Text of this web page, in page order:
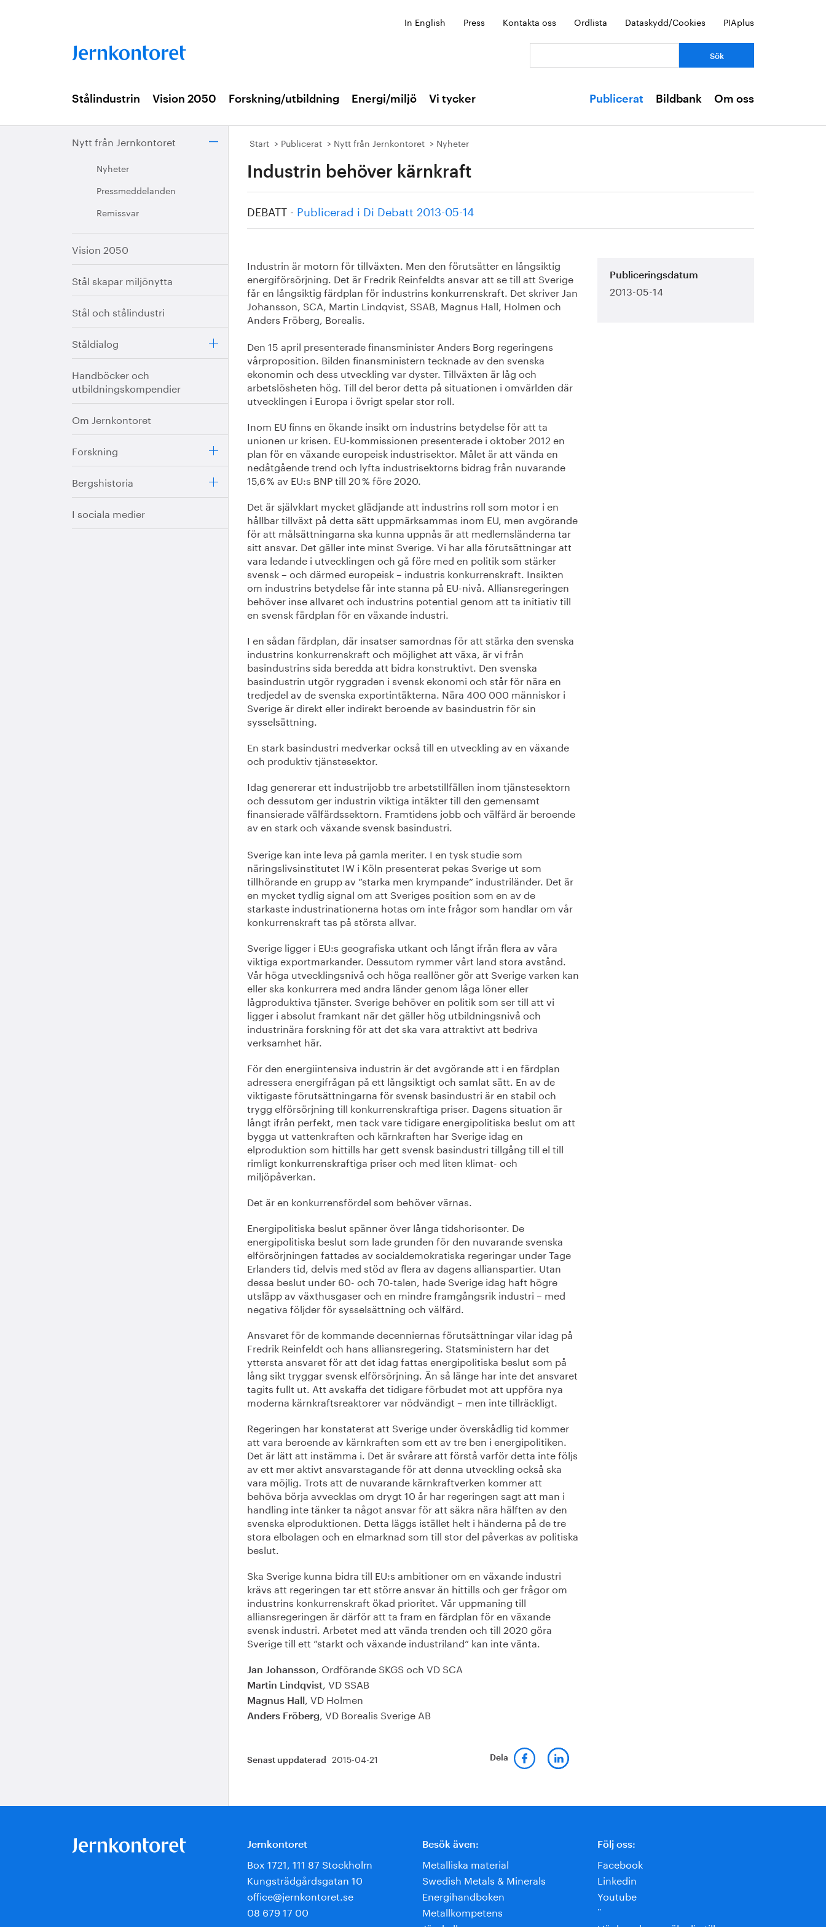
In English Press Kontakta oss Ordlista Dataskydd/Cookies PIAplus
Stålindustrin Vision 2050 Forskning/utbildning Energi/miljö Vi tycker Publicerat Bildbank Om oss
Nytt från Jernkontoret
Nyheter
Pressmeddelanden
Remissvar
Vision 2050
Stål skapar miljönytta
Stål och stålindustri
Ståldialog
Handböcker och
utbildningskompendier
Om Jernkontoret
Forskning
Bergshistoria
I sociala medier
Start Publicerat Nytt från Jernkontoret Nyheter
Industrin behöver kärnkraft
DEBATT - Publicerad i Di Debatt 2013-05-14
Industrin är motorn för tillväxten. Men den förutsätter en långsiktig
energiförsörjning. Det är Fredrik Reinfeldts ansvar att se till att Sverige
får en långsiktig färdplan för industrins konkurrenskraft. Det skriver Jan
Johansson, SCA, Martin Lindqvist, SSAB, Magnus Hall, Holmen och
Anders Fröberg, Borealis.
Den 15 april presenterade finansminister Anders Borg regeringens
vårproposition. Bilden finansministern tecknade av den svenska
ekonomin och dess utveckling var dyster. Tillväxten är låg och
arbetslösheten hög. Till del beror detta på situationen i omvärlden där
utvecklingen i Europa i övrigt spelar stor roll.
Inom EU finns en ökande insikt om industrins betydelse för att ta
unionen ur krisen. EU-kommissionen presenterade i oktober 2012 en
plan för en växande europeisk industrisektor. Målet är att vända en
nedåtgående trend och lyfta industrisektorns bidrag från nuvarande
15,6 % av EU:s BNP till 20 % före 2020.
Det är självklart mycket glädjande att industrins roll som motor i en
hållbar tillväxt på detta sätt uppmärksammas inom EU, men avgörande
för att målsättningarna ska kunna uppnås är att medlemsländerna tar
sitt ansvar. Det gäller inte minst Sverige. Vi har alla förutsättningar att
vara ledande i utvecklingen och gå före med en politik som stärker
svensk – och därmed europeisk – industris konkurrenskraft. Insikten
om industrins betydelse får inte stanna på EU-nivå. Alliansregeringen
behöver inse allvaret och industrins potential genom att ta initiativ till
en svensk färdplan för en växande industri.
I en sådan färdplan, där insatser samordnas för att stärka den svenska
industrins konkurrenskraft och möjlighet att växa, är vi från
basindustrins sida beredda att bidra konstruktivt. Den svenska
basindustrin utgör ryggraden i svensk ekonomi och står för nära en
tredjedel av de svenska exportintäkterna. Nära 400 000 människor i
Sverige är direkt eller indirekt beroende av basindustrin för sin
sysselsättning.
En stark basindustri medverkar också till en utveckling av en växande
och produktiv tjänstesektor.
Idag genererar ett industrijobb tre arbetstillfällen inom tjänstesektorn
och dessutom ger industrin viktiga intäkter till den gemensamt
finansierade välfärdssektorn. Framtidens jobb och välfärd är beroende
av en stark och växande svensk basindustri.
Sverige kan inte leva på gamla meriter. I en tysk studie som
näringslivsinstitutet IW i Köln presenterat pekas Sverige ut som
tillhörande en grupp av ”starka men krympande” industriländer. Det är
en mycket tydlig signal om att Sveriges position som en av de
starkaste industrinationerna hotas om inte frågor som handlar om vår
konkurrenskraft tas på största allvar.
Sverige ligger i EU:s geografiska utkant och långt ifrån flera av våra
viktiga exportmarkander. Dessutom rymmer vårt land stora avstånd.
Vår höga utvecklingsnivå och höga reallöner gör att Sverige varken kan
eller ska konkurrera med andra länder genom låga löner eller
lågproduktiva tjänster. Sverige behöver en politik som ser till att vi
ligger i absolut framkant när det gäller hög utbildningsnivå och
industrinära forskning för att det ska vara attraktivt att bedriva
verksamhet här.
För den energiintensiva industrin är det avgörande att i en färdplan
adressera energifrågan på ett långsiktigt och samlat sätt. En av de
viktigaste förutsättningarna för svensk basindustri är en stabil och
trygg elförsörjning till konkurrenskraftiga priser. Dagens situation är
långt ifrån perfekt, men tack vare tidigare energipolitiska beslut om att
bygga ut vattenkraften och kärnkraften har Sverige idag en
elproduktion som hittills har gett svensk basindustri tillgång till el till
rimligt konkurrenskraftiga priser och med liten klimat- och
miljöpåverkan.
Det är en konkurrensfördel som behöver värnas.
Energipolitiska beslut spänner över långa tidshorisonter. De
energipolitiska beslut som lade grunden för den nuvarande svenska
elförsörjningen fattades av socialdemokratiska regeringar under Tage
Erlanders tid, delvis med stöd av flera av dagens allianspartier. Utan
dessa beslut under 60- och 70-talen, hade Sverige idag haft högre
utsläpp av växthusgaser och en mindre framgångsrik industri – med
negativa följder för sysselsättning och välfärd.
Ansvaret för de kommande decenniernas förutsättningar vilar idag på
Fredrik Reinfeldt och hans alliansregering. Statsministern har det
yttersta ansvaret för att det idag fattas energipolitiska beslut som på
lång sikt tryggar svensk elförsörjning. Än så länge har inte det ansvaret
tagits fullt ut. Att avskaffa det tidigare förbudet mot att uppföra nya
moderna kärnkraftsreaktorer var nödvändigt – men inte tillräckligt.
Regeringen har konstaterat att Sverige under överskådlig tid kommer
att vara beroende av kärnkraften som ett av tre ben i energipolitiken.
Det är lätt att instämma i. Det är svårare att förstå varför detta inte följs
av ett mer aktivt ansvarstagande för att denna utveckling också ska
vara möjlig. Trots att de nuvarande kärnkraftverken kommer att
behöva börja avvecklas om drygt 10 år har regeringen sagt att man i
handling inte tänker ta något ansvar för att säkra nära hälften av den
svenska elproduktionen. Detta läggs istället helt i händerna på de tre
stora elbolagen och en elmarknad som till stor del påverkas av politiska
beslut.
Ska Sverige kunna bidra till EU:s ambitioner om en växande industri
krävs att regeringen tar ett större ansvar än hittills och ger frågor om
industrins konkurrenskraft ökad prioritet. Vår uppmaning till
alliansregeringen är därför att ta fram en färdplan för en växande
svensk industri. Arbetet med att vända trenden och till 2020 göra
Sverige till ett ”starkt och växande industriland” kan inte vänta.
Jan Johansson, Ordförande SKGS och VD SCA
Martin Lindqvist, VD SSAB
Magnus Hall , VD Holmen
Anders Fröberg, VD Borealis Sverige AB
Senast uppdaterad 2015-04-21 Dela
Publiceringsdatum
2013-05-14
Jernkontoret
Box 1721, 111 87 Stockholm
Kungsträdgårdsgatan 10
office@jernkontoret.se
08 679 17 00
Besök även:
Metalliska material
Swedish Metals & Minerals
Energihandboken
Metallkompetens
Följ oss:
Facebook
Linkedin
Youtube
¨